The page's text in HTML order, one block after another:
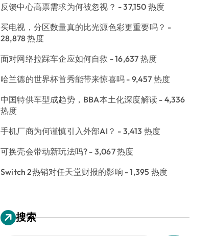
反馈中心高票需求为何被忽视？ - 37,150 热度
买电视，分区数量真的比光源色彩更重要吗？ -
28,878 热度
面对网络拉踩车企应如何自救 - 16,637 热度
哈兰德的世界杯首秀能带来惊喜吗 - 9,457 热度
中国特供车型成趋势，BBA本土化深度解读 - 4,336
热度
手机厂商为何谨慎引入外部AI？ - 3,413 热度
可换壳会带动新玩法吗? - 3,067 热度
Switch 2热销对任天堂财报的影响 - 1,395 热度
搜索